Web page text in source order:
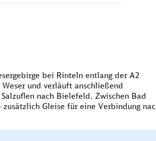
bei Rinteln entlang der A2
und verläuft anschließend
nach Bielefeld. Zwischen Bad
Gleise für eine Verbindung